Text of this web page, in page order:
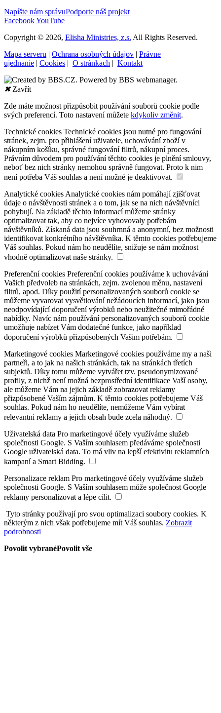
Napíšte nám správuPodporte náš projekt
FacebookYouTube
Copyright © 2026, Elisha Ministries, z.s. All Rights Reserved.
Mapa serveru | Ochrana osobných údajov | Právne
ujednanie | Cookies | O stránkach | Kontakt
✖Zavřít
Zde máte možnost přizpůsobit používání souborů cookie podle
svých preferencí. Toto nastavení můžete kdykoliv změnit.
Technické cookies Technické cookies jsou nutné pro fungování
stránek, zejm. pro přihlášení uživatele, uchovávání zboží v
nákupním košíku, správné fungování filtrů, nákupní proces.
Právním důvodem pro používání těchto cookies je plnění smlouvy,
neboť bez nich stránky nemohou správně fungovat. Proto k nim
není potřeba Váš souhlas a není možné je deaktivovat.
Analytické cookies Analytické cookies nám pomáhají zjišťovat
údaje o návštěvnosti stránek a o tom, jak se na nich návštěvníci
pohybují. Na základě těchto informací můžeme stránky
optimalizovat tak, aby co nejvíce vyhovovaly potřebám
návštěvníků. Získaná data jsou souhrnná a anonymní, bez možnosti
identifikovat konkrétního návštěvníka. K těmto cookies potřebujeme
Váš souhlas. Pokud nám ho neudělíte, snižuje se nám možnost
vhodně optimalizovat naše stránky.
Preferenční cookies Preferenční cookies používáme k uchovávání
Vašich předvoleb na stránkách, zejm. zvolenou měnu, nastavení
filtrů, apod. Díky použití personalizovaných souborů cookie se
můžeme vyvarovat vysvětlování nežádoucích informací, jako jsou
neodpovídající doporučení výrobků nebo neužitečné mimořádné
nabídky. Navíc nám používání personalizovaných souborů cookie
umožňuje nabízet Vám dodatečné funkce, jako například
doporučení výrobků přizpůsobených Vašim potřebám.
Marketingové cookies Marketingové cookies používáme my a naši
partneři, a to jak na našich stránkách, tak na stránkách třetích
subjektů. Díky tomu můžeme vytvářet tzv. pseudonymizované
profily, z nichž není možná bezprostřední identifikace Vaší osoby,
ale můžeme Vám na jejich základě zobrazovat reklamy
přizpůsobené Vaším zájmům. K těmto cookies potřebujeme Váš
souhlas. Pokud nám ho neudělíte, nemůžeme Vám vybírat
relevantní reklamy a jejich obsah bude zcela náhodný.
Uživatelská data Pro marketingové účely využíváme služeb
společnosti Google. S Vaším souhlasem předáváme společnosti
Google uživatelská data. To má vliv na lepší efektivitu reklamních
kampaní a Smart Bidding.
Personalizace reklam Pro marketingové účely využíváme služeb
společnosti Google. S Vaším souhlasem může společnost Google
reklamy personalizovat a lépe cílit.
Tyto stránky používají pro svou optimalizaci soubory cookies. K
některým z nich však potřebujeme mít Váš souhlas. Zobrazit
podrobnosti
Povolit vybranéPovolit vše